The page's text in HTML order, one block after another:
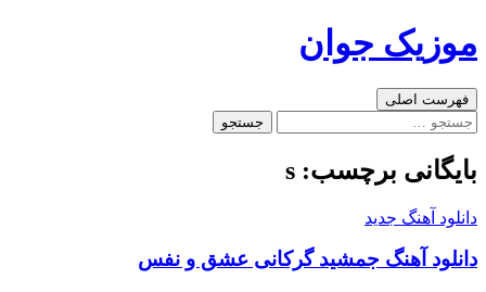
به
موزیک جوان
جست‌وجو
فهرست اصلی
جستجو
بایگانی برچسب: s
دانلود آهنگ جدید
دانلود آهنگ جمشید گرکانی عشق و نفس